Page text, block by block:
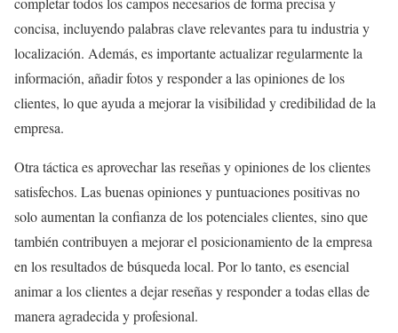
concisa, incluyendo palabras clave relevantes para tu industria y
localización. Además, es importante actualizar regularmente la
información, añadir fotos y responder a las opiniones de los
clientes, lo que ayuda a mejorar la visibilidad y credibilidad de la
empresa.
Otra táctica es aprovechar las reseñas y opiniones de los clientes
satisfechos. Las buenas opiniones y puntuaciones positivas no
solo aumentan la confianza de los potenciales clientes, sino que
también contribuyen a mejorar el posicionamiento de la empresa
en los resultados de búsqueda local. Por lo tanto, es esencial
animar a los clientes a dejar reseñas y responder a todas ellas de
manera agradecida y profesional.